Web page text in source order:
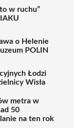
w ruchu”
o Helenie
POLIN
Łodzi
Wisła
metra w
50
na ten rok